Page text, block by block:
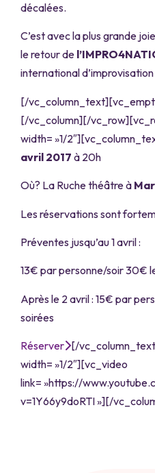
décalées.
C’est avec la plus grande
le retour de
international
[/
[/vc_column][/
width= »1/
avril 2017 à 20h
Où? La Ruche théâtre à
Les réservations sont
Préventes jusqu’au 1 avril :
13€ par personne/soir 30€
Après le 2 avril : 15€ par
soirées
Réserver [/
width= »1/2″][vc_video
link= »https://
v=1Y66y9doRTI »][/